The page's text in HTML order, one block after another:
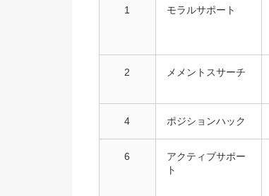
1 モラルサポート
2 メメントスサーチ
4 ポジションハック
6
アクティブサポー
ト